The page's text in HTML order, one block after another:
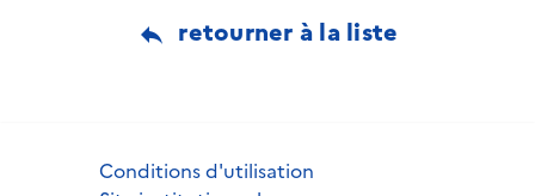
retourner à la liste
Conditions d'utilisation